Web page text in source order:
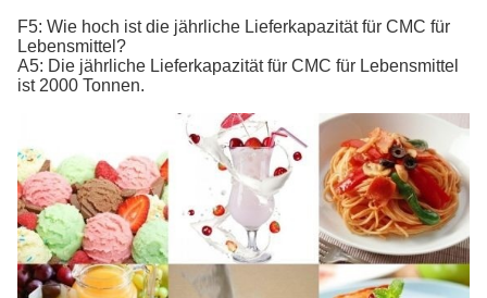
F5: Wie hoch ist die jährliche Lieferkapazität für CMC für
Lebensmittel?
A5: Die jährliche Lieferkapazität für CMC für Lebensmittel
ist 2000 Tonnen.